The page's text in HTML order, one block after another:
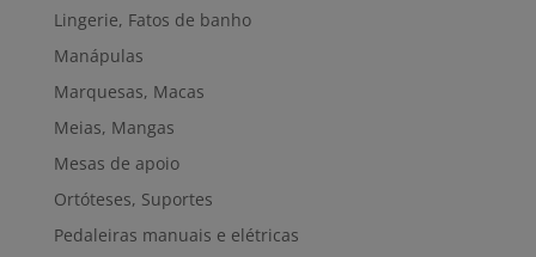
Lingerie, Fatos de banho
Manápulas
Marquesas, Macas
Meias, Mangas
Mesas de apoio
Ortóteses, Suportes
Pedaleiras manuais e elétricas